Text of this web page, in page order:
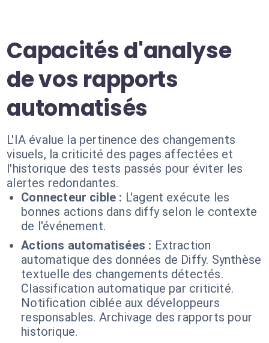
Capacités d'analyse
de vos rapports
automatisés
L'IA évalue la pertinence des changements
visuels, la criticité des pages affectées et
l'historique des tests passés pour éviter les
alertes redondantes.
Connecteur cible : L'agent exécute les
bonnes actions dans diffy selon le contexte
de l'événement.
Actions automatisées : Extraction
automatique des données de Diffy. Synthèse
textuelle des changements détectés.
Classification automatique par criticité.
Notification ciblée aux développeurs
responsables. Archivage des rapports pour
historique.